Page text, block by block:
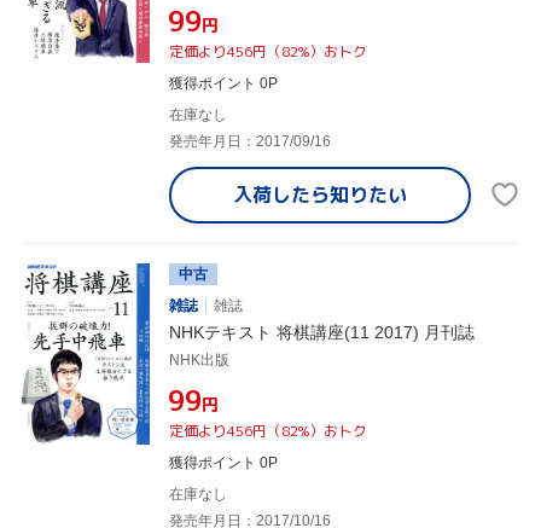
¥99円
定価より456円（82%）おトク
獲得ポイント 0P
在庫なし
発売年月日：2017/09/16
入荷したら知りたい
中古
雑誌
雑誌
NHKテキスト 将棋講座(11 2017) 月刊誌
NHK出版
¥99円
定価より456円（82%）おトク
獲得ポイント 0P
在庫なし
発売年月日：2017/10/16